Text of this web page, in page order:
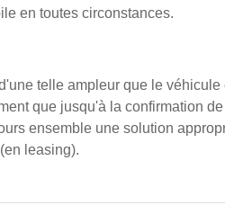
en toutes circonstances.
telle ampleur que le
que jusqu'à la confirmation
ensemble une solution
leasing).